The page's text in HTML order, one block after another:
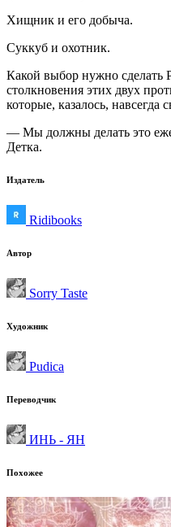
Хищник и его добыча.
Суккуб и охотник.
Какой выбор нужно сделать
столкновения этих двух
которые, казалось, навсегда
— Мы должны делать это
Детка.
Издатель
Ridibooks
Автор
Sorry Taste
Художник
Pudica
Переводчик
ИНЬ - ЯН
Похожее